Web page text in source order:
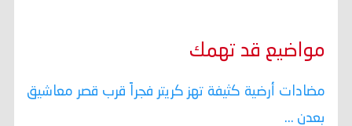
مواضيع قد تهمك
مضادات أرضية كثيفة تهز كريتر فجراً قرب قصر معاشيق
بعدن ...